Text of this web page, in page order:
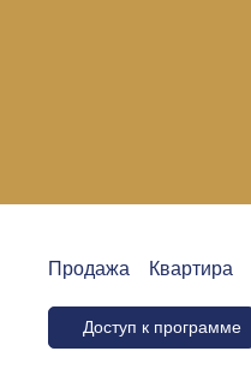
Продажа Квартира
Доступ к программе